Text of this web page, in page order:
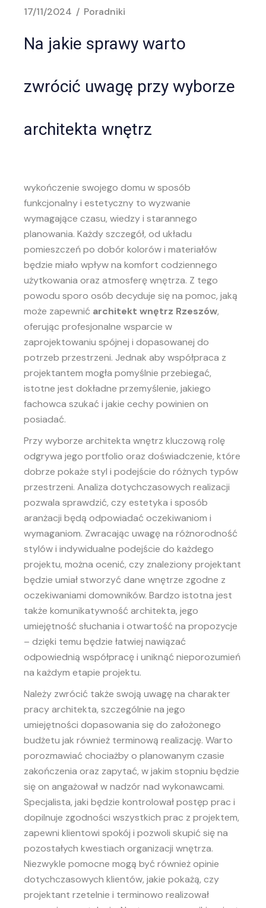
17/11/2024 Poradniki
Na jakie sprawy warto
zwrócić uwagę przy wyborze
architekta wnętrz
wykończenie swojego domu w sposób
funkcjonalny i estetyczny to wyzwanie
wymagające czasu, wiedzy i starannego
planowania. Każdy szczegół, od układu
pomieszczeń po dobór kolorów i materiałów
będzie miało wpływ na komfort codziennego
użytkowania oraz atmosferę wnętrza. Z tego
powodu sporo osób decyduje się na pomoc, jaką
może zapewnić architekt wnętrz Rzeszów,
oferując profesjonalne wsparcie w
zaprojektowaniu spójnej i dopasowanej do
potrzeb przestrzeni. Jednak aby współpraca z
projektantem mogła pomyślnie przebiegać,
istotne jest dokładne przemyślenie, jakiego
fachowca szukać i jakie cechy powinien on
posiadać.
Przy wyborze architekta wnętrz kluczową rolę
odgrywa jego portfolio oraz doświadczenie, które
dobrze pokaże styl i podejście do różnych typów
przestrzeni. Analiza dotychczasowych realizacji
pozwala sprawdzić, czy estetyka i sposób
aranżacji będą odpowiadać oczekiwaniom i
wymaganiom. Zwracając uwagę na różnorodność
stylów i indywidualne podejście do każdego
projektu, można ocenić, czy znaleziony projektant
będzie umiał stworzyć dane wnętrze zgodne z
oczekiwaniami domowników. Bardzo istotna jest
także komunikatywność architekta, jego
umiejętność słuchania i otwartość na propozycje
– dzięki temu będzie łatwiej nawiązać
odpowiednią współpracę i uniknąć nieporozumień
na każdym etapie projektu.
Należy zwrócić także swoją uwagę na charakter
pracy architekta, szczególnie na jego
umiejętności dopasowania się do założonego
budżetu jak również terminową realizację. Warto
porozmawiać chociażby o planowanym czasie
zakończenia oraz zapytać, w jakim stopniu będzie
się on angażował w nadzór nad wykonawcami.
Specjalista, jaki będzie kontrolował postęp prac i
dopilnuje zgodności wszystkich prac z projektem,
zapewni klientowi spokój i pozwoli skupić się na
pozostałych kwestiach organizacji wnętrza.
Niezwykle pomocne mogą być również opinie
dotychczasowych klientów, jakie pokażą, czy
projektant rzetelnie i terminowo realizował